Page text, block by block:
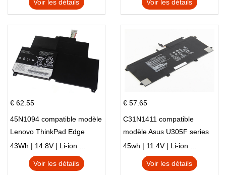
Voir les détails Voir les détails
€ 62.55
45N1094 compatible modèle
Lenovo ThinkPad Edge
S230u Twist
43Wh | 14.8V | Li-ion ...
Voir les détails
€ 57.65
C31N1411 compatible
modèle Asus U305F series
45wh | 11.4V | Li-ion ...
Voir les détails